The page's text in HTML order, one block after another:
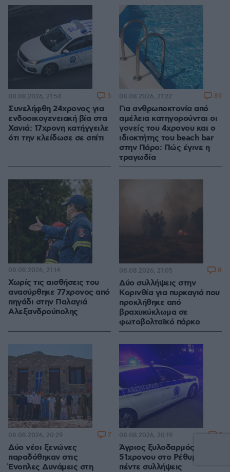
Συνελήφθη 24χρονος για
ενδοοικογενειακή βία στα
Χανιά: 17χρονη κατήγγειλε
ότι την κλείδωσε σε σπίτι
08.08.2026, 21:54 3
Για ανθρωποκτονία από
αμέλεια κατηγορούνται οι
γονείς του 4χρονου και ο
ιδιοκτήτης του beach bar
στην Πάρο: Πώς έγινε η
τραγωδία
08.08.2026, 21:22 89
Χωρίς τις αισθήσεις του
ανασύρθηκε 77χρονος από
πηγάδι στην Παλαγιά
Αλεξανδρούπολης
08.08.2026, 21:14
Δύο συλλήψεις στην
Κορινθία για πυρκαγιά που
προκλήθηκε από
βραχυκύκλωμα σε
φωτοβολταϊκό πάρκο
08.08.2026, 21:05 8
Δύο νέοι ξενώνες
παραδόθηκαν στις
Ένοπλες Δυνάμεις στη
08.08.2026, 20:29 7
Άγριος ξυλοδαρμός
51χρονου στο Ρέθυμνο,
πέντε συλλήψεις
08.08.2026, 20:19 7